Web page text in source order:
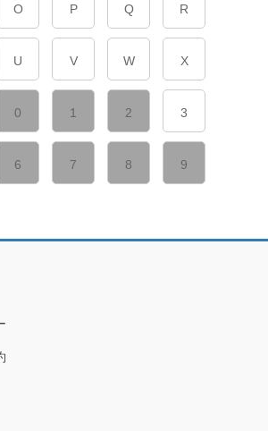
O P Q R
U V W X
0 1 2 3
6 7 8 9